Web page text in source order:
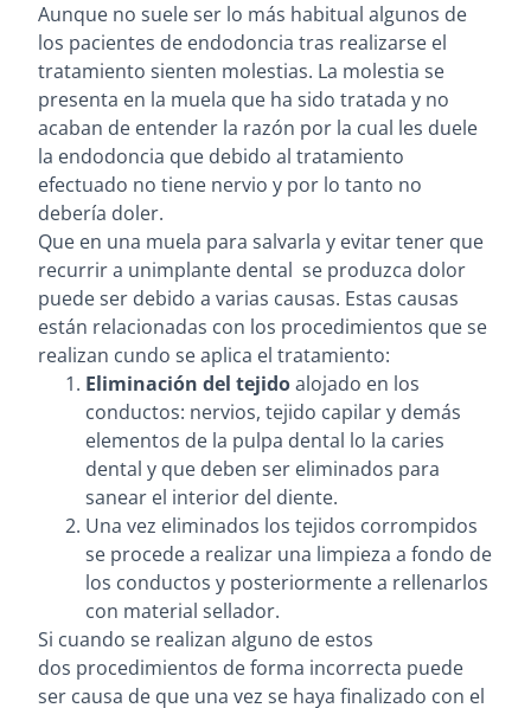
Aunque no suele ser lo más habitual algunos de
los pacientes de endodoncia tras realizarse el
tratamientosienten molestias. La molestia se
presenta en la muela que ha sido tratada y no
acaban de entender la razón por la cual les duele
la endodoncia que debido al tratamiento
efectuado no tiene nervio y por lo tanto no
debería doler.
Que en una muela para salvarla y evitar tener que
recurrir a unimplante dental se produzca dolor
puede ser debido a varias causas. Estas causas
están relacionadas con los procedimientos que se
realizan cundo se aplica el tratamiento:
Eliminación del tejidoalojado en los
conductos: nervios, tejido capilar y demás
elementos de la pulpa dental lo la caries
dental y que deben ser eliminados para
sanear el interior del diente.
Una vez eliminados los tejidos corrompidos
se procede a realizar una limpieza a fondo de
los conductos y posteriormente a rellenarlos
con material sellador.
Si cuando se realizan alguno de estos
dos procedimientos de forma incorrecta puede
ser causa de que una vez se haya finalizado con el